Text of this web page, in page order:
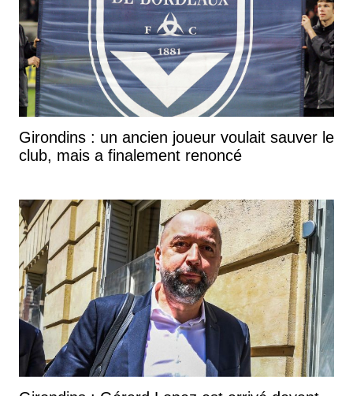
Girondins : un ancien joueur voulait sauver le
club, mais a finalement renoncé